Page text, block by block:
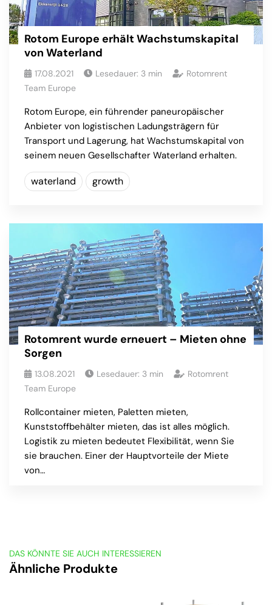
Rotom Europe erhält Wachstumskapital
von Waterland
17.08.2021 Lesedauer: 3 min
Rotomrent
Team Europe
Rotom Europe, ein führender paneuropäischer
Anbieter von logistischen Ladungsträgern für
Transport und Lagerung, hat Wachstumskapital von
seinem neuen Gesellschafter Waterland erhalten.
waterland growth
Rotomrent wurde erneuert – Mieten ohne
Sorgen
13.08.2021 Lesedauer: 3 min
Rotomrent
Team Europe
Rollcontainer mieten, Paletten mieten,
Kunststoffbehälter mieten, das ist alles möglich.
Logistik zu mieten bedeutet Flexibilität, wenn Sie
sie brauchen. Einer der Hauptvorteile der Miete
von…
DAS KÖNNTE SIE AUCH INTERESSIEREN
Ähnliche Produkte